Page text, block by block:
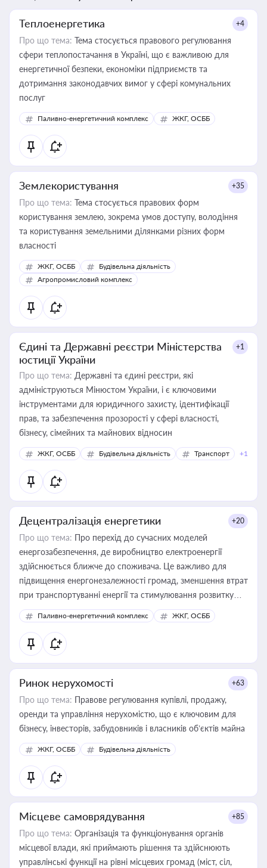
Теплоенергетика +4
Про що тема: Тема стосується правового регулювання
сфери теплопостачання в Україні, що є важливою для
енергетичної безпеки, економіки підприємств та
дотримання законодавчих вимог у сфері комунальних
послуг
Паливно-енергетичний комплекс ЖКГ, ОСББ
Землекористування +35
Про що тема: Тема стосується правових форм
користування землею, зокрема умов доступу, володіння
та користування земельними ділянками різних форм
власності
ЖКГ, ОСББ
Будівельна діяльність
Агропромисловий комплекс
Єдині та Державні реєстри Міністерства
юстиції України
+1
Про що тема: Державні та єдині реєстри, які
адмініструються Мінюстом України, і є ключовими
інструментами для юридичного захисту, ідентифікації
прав, та забезпечення прозорості у сфері власності,
бізнесу, сімейних та майнових відносин
ЖКГ, ОСББ Будівельна діяльність Транспорт +1
Децентралізація енергетики +20
Про що тема: Про перехід до сучасних моделей
енергозабезпечення, де виробництво електроенергії
здійснюється ближче до споживача. Це важливо для
підвищення енергонезалежності громад, зменшення втрат
при транспортуванні енергії та стимулювання розвитку
відновлюваних джерел
Паливно-енергетичний комплекс ЖКГ, ОСББ
Ринок нерухомості +63
Про що тема: Правове регулювання купівлі, продажу,
оренди та управління нерухомістю, що є ключовим для
бізнесу, інвесторів, забудовників і власників об’єктів майна
ЖКГ, ОСББ Будівельна діяльність
Місцеве самоврядування +85
Про що тема: Організація та функціонування органів
місцевої влади, які приймають рішення та здійснюють
управлінські функції на рівні місцевих громад (міст, сіл,